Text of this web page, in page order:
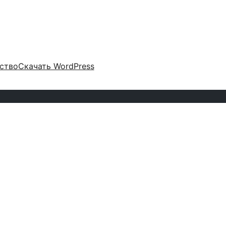
Скачать WordPress